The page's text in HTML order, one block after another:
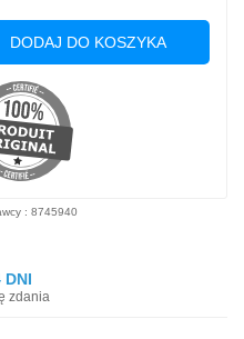
DODAJ DO KOSZYKA
: 8745940
DNI
zdania